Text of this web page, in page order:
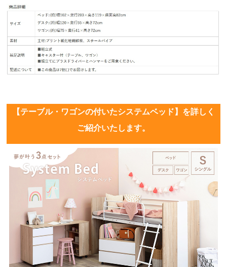
【テーブル・ワゴンの付いたシステムベッド】を詳しく
ご紹介いたします。